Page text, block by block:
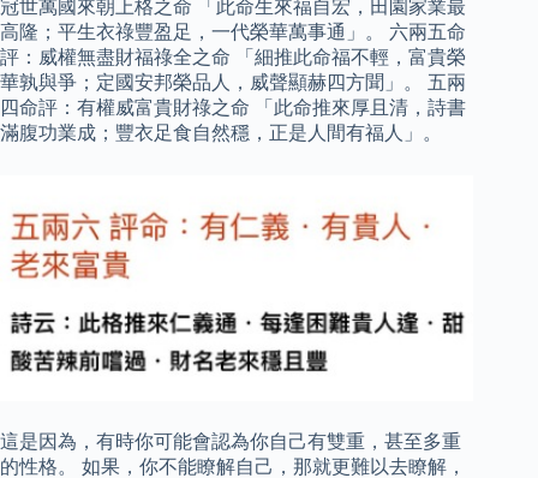
冠世萬國來朝上格之命 「此命生來福自宏，田園家業最
高隆；平生衣祿豐盈足，一代榮華萬事通」。 六兩五命
評：威權無盡財福祿全之命 「細推此命福不輕，富貴榮
華孰與爭；定國安邦榮品人，威聲顯赫四方聞」。 五兩
四命評：有權威富貴財祿之命 「此命推來厚且清，詩書
滿腹功業成；豐衣足食自然穩，正是人間有福人」。
這是因為，有時你可能會認為你自己有雙重，甚至多重
的性格。 如果，你不能瞭解自己，那就更難以去瞭解，